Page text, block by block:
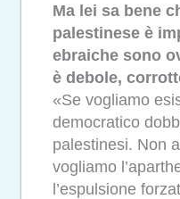
Ma lei sa bene
palestinese è
ebraiche sono
è debole,
«Se vogliamo
democratico
palestinesi. Non
vogliamo
l’espulsione